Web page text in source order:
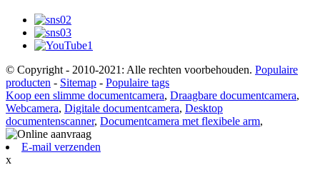
© Copyright - 2010-2021: Alle rechten voorbehouden. Populaire
producten - Sitemap - Populaire tags
Koop een slimme documentcamera, Draagbare documentcamera,
Webcamera, Digitale documentcamera, Desktop
documentenscanner, Documentcamera met flexibele arm,
E-mail verzenden
x